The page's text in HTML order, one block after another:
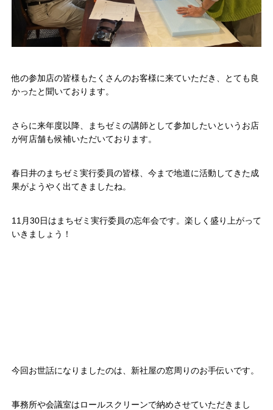
他の参加店の皆様もたくさんのお客様に来ていただき、とても良
かったと聞いております。
さらに来年度以降、まちゼミの講師として参加したいというお店
が何店舗も候補いただいております。
春日井のまちゼミ実行委員の皆様、今まで地道に活動してきた成
果がようやく出てきましたね。
11月30日はまちゼミ実行委員の忘年会です。楽しく盛り上がって
いきましょう！
今回お世話になりましたのは、新社屋の窓周りのお手伝いです。
事務所や会議室はロールスクリーンで納めさせていただきまし